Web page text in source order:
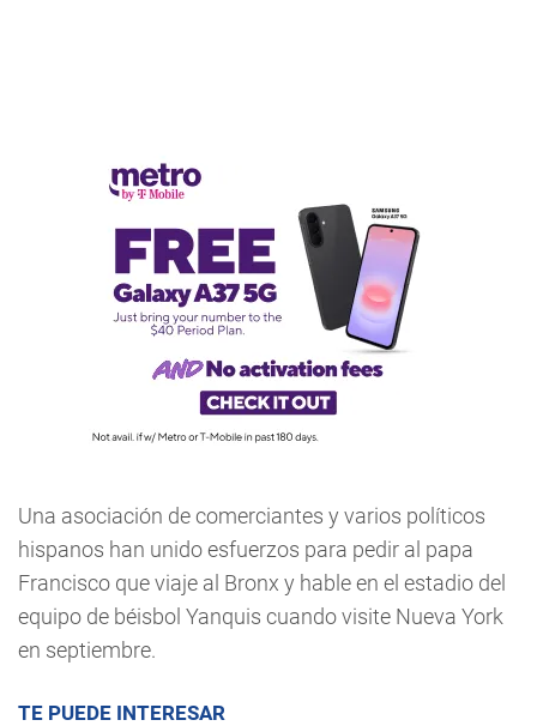
Una asociación de comerciantes y varios políticos
hispanos han unido esfuerzos para pedir al papa
Francisco que viaje al Bronx y hable en el estadio del
equipo de béisbol Yanquis cuando visite Nueva York
en septiembre.
TE PUEDE INTERESAR